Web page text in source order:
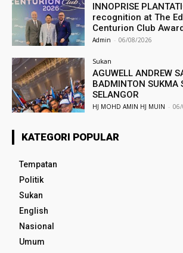
INNOPRISE
recognition at The
Centurion Club
Admin - 06/08/2026
Sukan
AGUWELL ANDREW
BADMINTON SUKMA
SELANGOR
HJ MOHD AMIN HJ MUIN -
KATEGORI POPULAR
Tempatan
Politik
Sukan
English
Nasional
Umum